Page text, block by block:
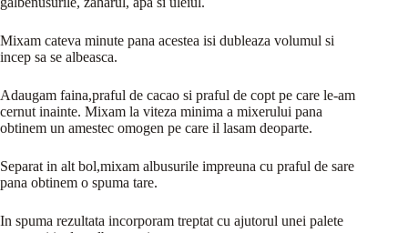
Mixam cateva minute pana acestea isi dubleaza volumul si
incep sa se albeasca.
Adaugam faina,praful de cacao si praful de copt pe care le-am
cernut inainte. Mixam la viteza minima a mixerului pana
obtinem un amestec omogen pe care il lasam deoparte.
Separat in alt bol,mixam albusurile impreuna cu praful de sare
pana obtinem o spuma tare.
In spuma rezultata incorporam treptat cu ajutorul unei palete